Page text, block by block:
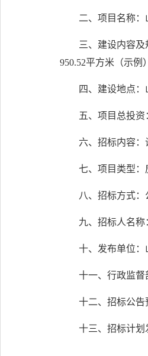
二、项目名称
三、建设内容
950.52平方米（示例
四、建设地点
五、项目总投资
六、招标内容
七、项目类型
八、招标方式
九、招标人名称
十、发布单位
十一、行政监
十二、招标公告
十三、招标计划